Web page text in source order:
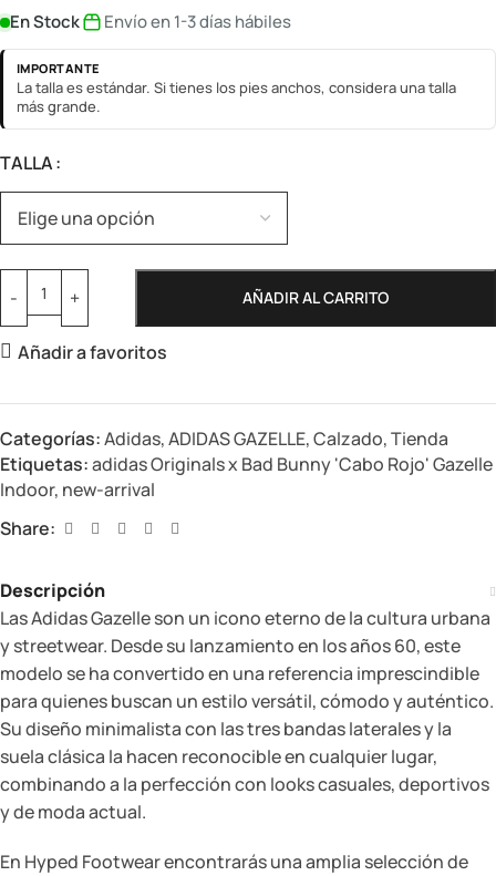
En Stock Envío en 1-3 días hábiles
IMPORTANTE
La talla es estándar. Si tienes los pies anchos, considera una talla
más grande.
TALLA
AÑADIR AL CARRITO
Añadir a favoritos
Categorías:Adidas,ADIDAS GAZELLE,Calzado,Tienda
Etiquetas:adidas Originals x Bad Bunny 'Cabo Rojo' Gazelle
Indoor, new-arrival
Share:
Descripción
Las Adidas Gazelle son un icono eterno de la cultura urbana
y streetwear. Desde su lanzamiento en los años 60, este
modelo se ha convertido en una referencia imprescindible
para quienes buscan un estilo versátil, cómodo y auténtico.
Su diseño minimalista con las tres bandas laterales y la
suela clásica la hacen reconocible en cualquier lugar,
combinando a la perfección con looks casuales, deportivos
y de moda actual.
En Hyped Footwear encontrarás una amplia selección de